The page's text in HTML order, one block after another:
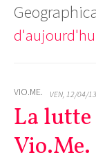
VIO.ME. VEN, 12/04/13
La lutte